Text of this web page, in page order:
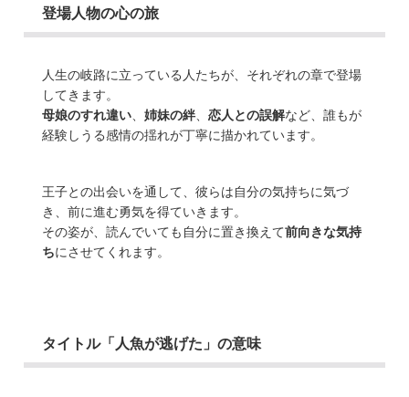
登場人物の心の旅
人生の岐路に立っている人たちが、それぞれの章で登場
してきます。
母娘のすれ違い、 姉妹の絆、 恋人との誤解など、誰もが
経験しうる感情の揺れが丁寧に描かれています。
王子との出会いを通して、彼らは自分の気持ちに気づ
き、前に進む勇気を得ていきます。
その姿が、読んでいても自分に置き換えて前向きな気持
ちにさせてくれます。
タイトル「人魚が逃げた」の意味